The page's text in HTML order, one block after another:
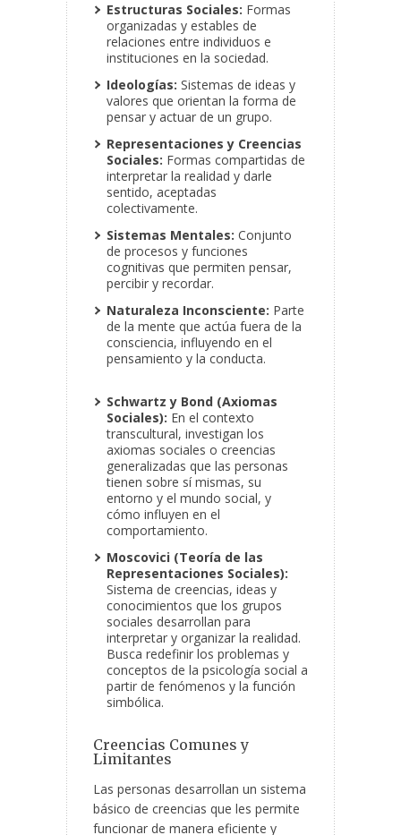
Estructuras Sociales: Formas
organizadas y estables de
relaciones entre individuos e
instituciones en la sociedad.
Ideologías: Sistemas de ideas y
valores que orientan la forma de
pensar y actuar de un grupo.
Representaciones y Creencias
Sociales: Formas compartidas de
interpretar la realidad y darle
sentido, aceptadas
colectivamente.
Sistemas Mentales: Conjunto
de procesos y funciones
cognitivas que permiten pensar,
percibir y recordar.
Naturaleza Inconsciente: Parte
de la mente que actúa fuera de la
consciencia, influyendo en el
pensamiento y la conducta.
Schwartz y Bond (Axiomas
Sociales): En el contexto
transcultural, investigan los
axiomas sociales o creencias
generalizadas que las personas
tienen sobre sí mismas, su
entorno y el mundo social, y
cómo influyen en el
comportamiento.
Moscovici (Teoría de las
Representaciones Sociales):
Sistema de creencias, ideas y
conocimientos que los grupos
sociales desarrollan para
interpretar y organizar la realidad.
Busca redefinir los problemas y
conceptos de la psicología social a
partir de fenómenos y la función
simbólica.
Creencias Comunes y
Limitantes
Las personas desarrollan un sistema
básico de creencias que les permite
funcionar de manera eficiente y